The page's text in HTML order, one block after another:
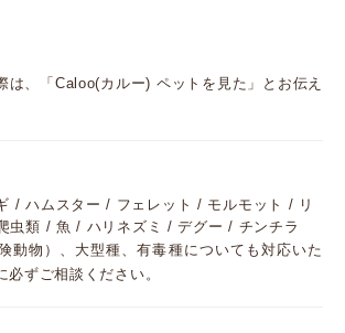
、「Caloo(カルー) ペットを見た」とお伝え
/ ハムスター / フェレット / モルモット / リ
虫類 / 魚 / ハリネズミ / デグー / チンチラ
物）、大型種、有毒種についても対応いた
必ずご相談ください。